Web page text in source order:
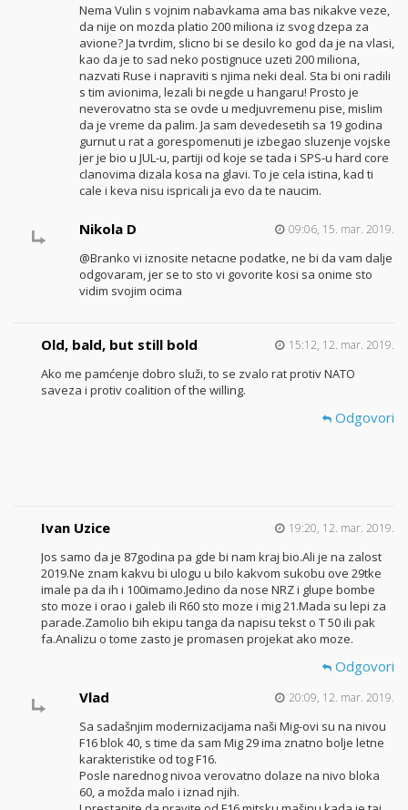
Nema Vulin s vojnim nabavkama ama bas nikakve veze,
da nije on mozda platio 200 miliona iz svog dzepa za
avione? Ja tvrdim, slicno bi se desilo ko god da je na vlasi,
kao da je to sad neko postignuce uzeti 200 miliona,
nazvati Ruse i napraviti s njima neki deal. Sta bi oni radili
s tim avionima, lezali bi negde u hangaru! Prosto je
neverovatno sta se ovde u medjuvremenu pise, mislim
da je vreme da palim. Ja sam devedesetih sa 19 godina
gurnut u rat a gorespomenuti je izbegao sluzenje vojske
jer je bio u JUL-u, partiji od koje se tada i SPS-u hard core
clanovima dizala kosa na glavi. To je cela istina, kad ti
cale i keva nisu ispricali ja evo da te naucim.
Nikola D 09:06, 15. mar. 2019.
@Branko vi iznosite netacne podatke, ne bi da vam dalje
odgovaram, jer se to sto vi govorite kosi sa onime sto
vidim svojim ocima
Old, bald, but still bold 15:12, 12. mar. 2019.
Ako me pamćenje dobro služi, to se zvalo rat protiv NATO
saveza i protiv coalition of the willing.
Odgovori
Ivan Uzice 19:20, 12. mar. 2019.
Jos samo da je 87godina pa gde bi nam kraj bio.Ali je na zalost
2019.Ne znam kakvu bi ulogu u bilo kakvom sukobu ove 29tke
imale pa da ih i 100imamo.Jedino da nose NRZ i glupe bombe
sto moze i orao i galeb ili R60 sto moze i mig 21.Mada su lepi za
parade.Zamolio bih ekipu tanga da napisu tekst o T 50 ili pak
fa.Analizu o tome zasto je promasen projekat ako moze.
Odgovori
Vlad
20:09, 12. mar. 2019.
Sa sadašnjim modernizacijama naši Mig-ovi su na nivou
F16 blok 40, s time da sam Mig 29 ima znatno bolje letne
karakteristike od tog F16.
Posle narednog nivoa verovatno dolaze na nivo bloka
60, a možda malo i iznad njih.